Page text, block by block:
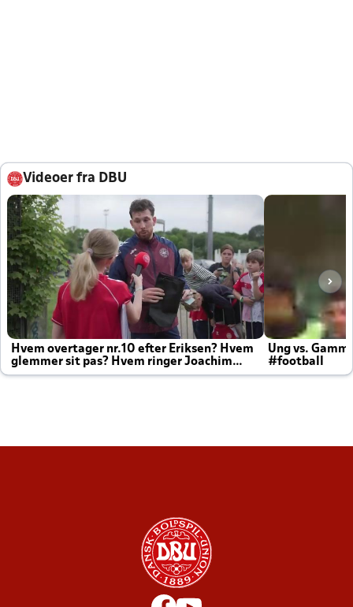
Videoer fra DBU
Hvem overtager nr.10 efter Eriksen? Hvem
glemmer sit pas? Hvem ringer Joachim
altid til efter kampe?
Ung vs.
#football